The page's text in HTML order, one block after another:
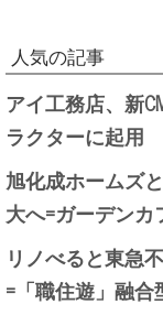
人気の記事
アイ工務店、新
ラクターに起用
旭化成ホームズ
大へ=ガーデン
リノべると東急
=「職住遊」融